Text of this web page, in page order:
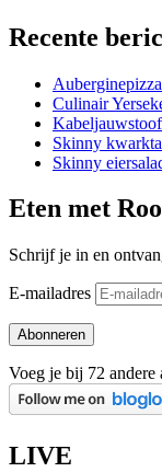
Recente
Culinair
Skinny
Skinny
Eten met
Schrijf je in en
E-mailadres
Abonneren
Voeg je bij 72 andere
LIVE